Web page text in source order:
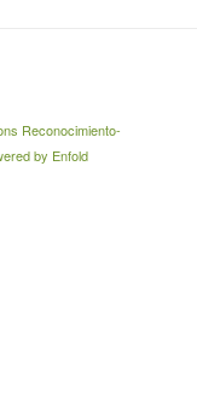
Reconocimiento-
by Enfold